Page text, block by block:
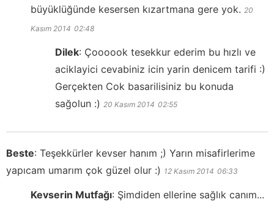
büyüklüğünde kesersen kızartmana gere yok. 20
Kasım 2014 02:48
Dilek: Çoooook tesekkur ederim bu hızlı ve
aciklayici cevabiniz icin yarin denicem tarifi :)
Gerçekten Cok basarilisiniz bu konuda
sağolun :) 20 Kasım 2014 02:55
Beste: Teşekkürler kevser hanım ;) Yarın misafirlerime
yapıcam umarım çok güzel olur :) 12 Kasım 2014 06:33
Kevserin Mutfağı: Şimdiden ellerine sağlık canım...